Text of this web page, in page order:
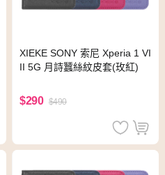
XIEKE SONY 索尼 Xperia 1 VI
II 5G 月詩蠶絲紋皮套(玫紅)
$290 $490